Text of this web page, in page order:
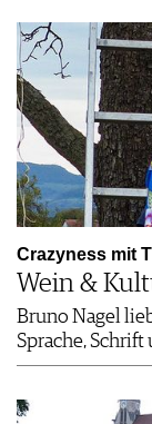
Crazyness mit
Wein &
Bruno Nagel
Sprache,